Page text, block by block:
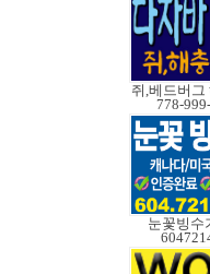
778-
눈꽃빙수